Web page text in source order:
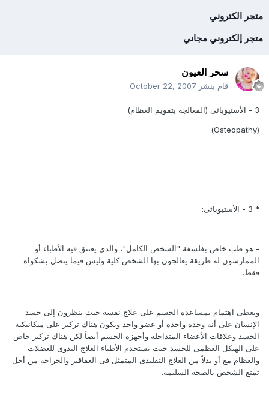
متجر الكتروني
متجر إلكتروني مجاني
سحر العيون
قام بنشر October 22, 2007
3 - الأستيوباثى (المعالجة بتقويم العظام)
* 3 - الأستيوباثى:
- هو طب خاص بفلسفة "الشخص الكامل"، والذى يعتنق فيه الأطباء أو
الممارسون له طريقة يعالجون بها الشخص كلية وليس فيما يتصل بشكواه
فقط.
ويعطى اهتمام بمساعدة الجسم على علاج نفسه حيث ينظرون إلى جسد
الإنسان على أنه وحدة واحدة أو عضو واحد ويكون هناك تركيز على ميكانيكية
الجسد وعلاقات الأعضاء المتداخلة وأجهزة الجسم أيضاً لكن هناك تركيز خاص
على الهيكل العظمى للجسد حيث يستخدم الأطباء العلاج اليدوى للعضلات
والعظام مع أو بدلاً من العلاج التقليدى المتمثل فى العقاقير والجراحة من أجل
تمتع الشخص بالصحة السليمة.